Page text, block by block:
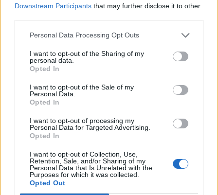
Downstream Participants that may further disclose it to other
Personal Data Processing Opt Outs
I want to opt-out of the Sharing of my
personal data.
Opted In
I want to opt-out of the Sale of my
Personal Data.
Opted In
I want to opt-out of processing my
Personal Data for Targeted Advertising.
Opted In
I want to opt-out of Collection, Use,
Retention, Sale, and/or Sharing of my
Personal Data that Is Unrelated with the
Purposes for which it was collected.
Opted Out
Pasaulis
Ukrainos pareigūnas:
dabar – iš tiesų bloga
padėtis
Naujas krateris Mėnulyje:
„SpaceX“ raketos liekana
Pasaulis